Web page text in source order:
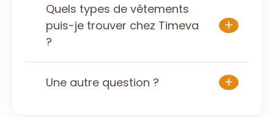
Quels types de vêtements
puis-je trouver chez Timeva
?
+
Une autre question ? +